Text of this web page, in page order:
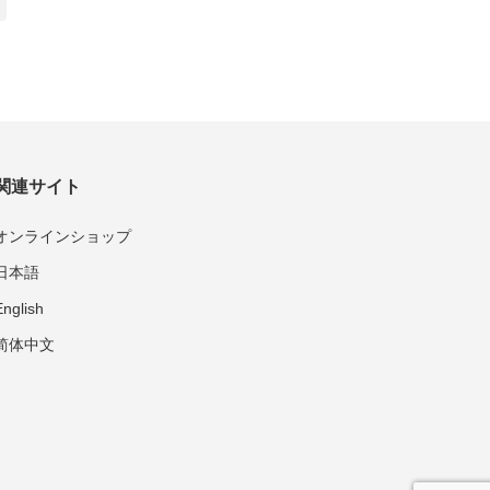
連サイト
ンラインショップ
本語
体中文